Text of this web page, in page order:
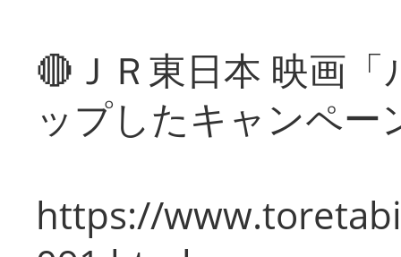
🔴ＪＲ東日本 映画
ップしたキャンペー
https://